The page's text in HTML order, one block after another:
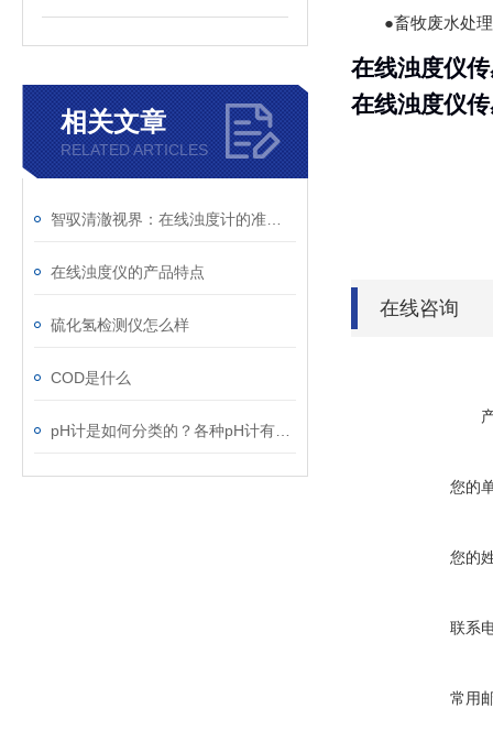
相关文章
RELATED ARTICLES
在线浊度仪的产品特点
硫化氢检测仪怎么样
COD是什么
●畜牧废水处理
在线浊度仪
在线浊度仪
在线咨询
您的
您的
联系
常用